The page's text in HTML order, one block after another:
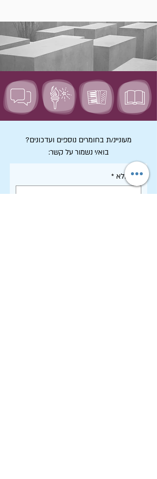
מעוניינ/ת בחומרים נוספים ועדכונים?
בוא/י נשמור על קשר:
שם מלא *